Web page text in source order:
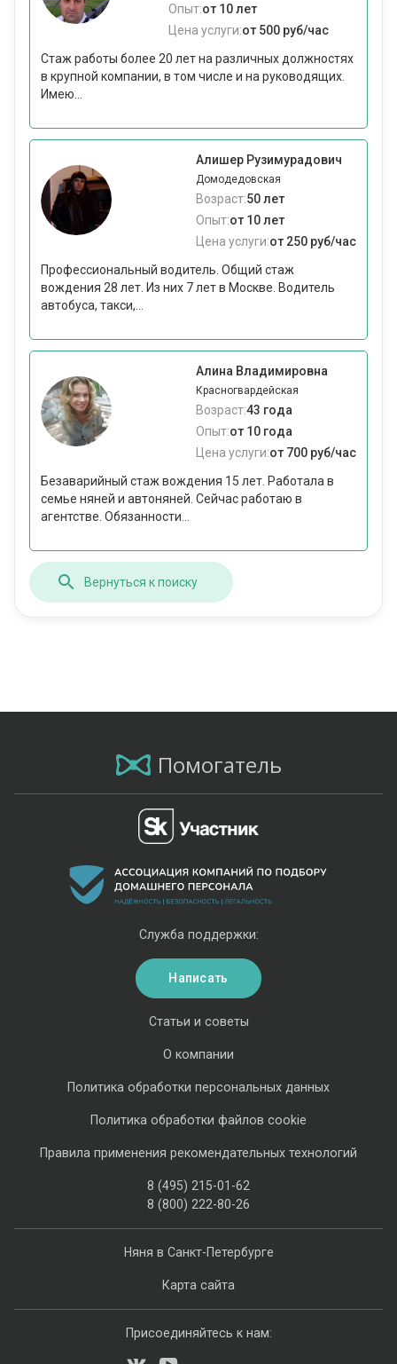
Опыт:от 10 лет
Цена услуги:от 500 руб/час
Стаж работы более 20 лет на различных должностях
в крупной компании, в том числе и на руководящих.
Имею...
Алишер Рузимурадович
Домодедовская
Возраст:50 лет
Опыт:от 10 лет
Цена услуги:от 250 руб/час
Профессиональный водитель. Общий стаж
вождения 28 лет. Из них 7 лет в Москве. Водитель
автобуса, такси,...
Алина Владимировна
Красногвардейская
Возраст:43 года
Опыт:от 10 года
Цена услуги:от 700 руб/час
Безаварийный стаж вождения 15 лет. Работала в
семье няней и автоняней. Сейчас работаю в
агентстве. Обязанности...
Вернуться к поиску
Помогатель
Няня в Санкт-Петербурге
Карта сайта
Статьи и советы
О компании
Политика обработки персональных данных
Политика обработки файлов cookie
Правила применения рекомендательных технологий
8 (495) 215-01-62
8 (800) 222-80-26
Служба поддержки:
Написать
Присоединяйтесь к нам: